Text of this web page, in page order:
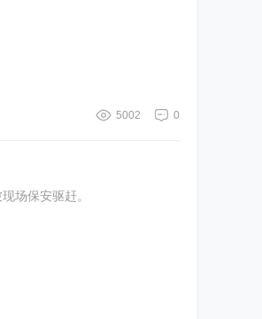
0
5002
场保安驱赶。